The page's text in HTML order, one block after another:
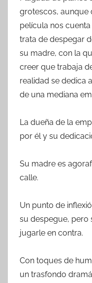
grotescos, aunque
película nos
trata de despegar
su madre, con la
creer que trabaja
realidad se dedica
de una mediana
La dueña de la
por él y su
Su madre es
calle.
Un punto de
su despegue, pero
jugarle en contra.
Con toques de
un trasfondo